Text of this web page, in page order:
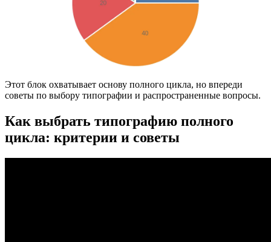
Этот блок охватывает основу полного цикла, но впереди
советы по выбору типографии и распространенные вопросы.
Как выбрать типографию полного
цикла: критерии и советы